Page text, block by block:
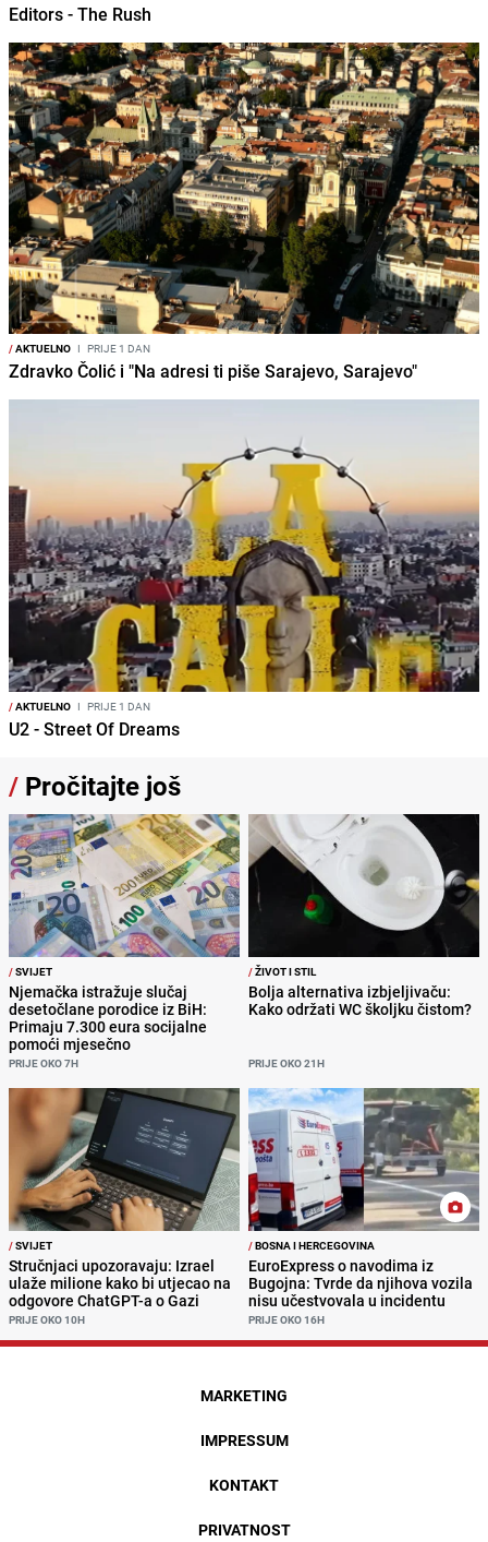
Editors - The Rush
/AKTUELNO I PRIJE 1 DAN
Zdravko Čolić i "Na adresi ti piše Sarajevo, Sarajevo"
/AKTUELNO I PRIJE 1 DAN
U2 - Street Of Dreams
/ Pročitajte još
/SVIJET
Njemačka istražuje slučaj
desetočlane porodice iz BiH:
Primaju 7.300 eura socijalne
pomoći mjesečno
PRIJE OKO 7H
/ŽIVOT I STIL
Bolja alternativa izbjeljivaču:
Kako održati WC školjku čistom?
PRIJE OKO 21H
/SVIJET
Stručnjaci upozoravaju: Izrael
ulaže milione kako bi utjecao na
odgovore ChatGPT-a o Gazi
PRIJE OKO 10H
/BOSNA I HERCEGOVINA
EuroExpress o navodima iz
Bugojna: Tvrde da njihova vozila
nisu učestvovala u incidentu
PRIJE OKO 16H
MARKETING
IMPRESSUM
KONTAKT
PRIVATNOST